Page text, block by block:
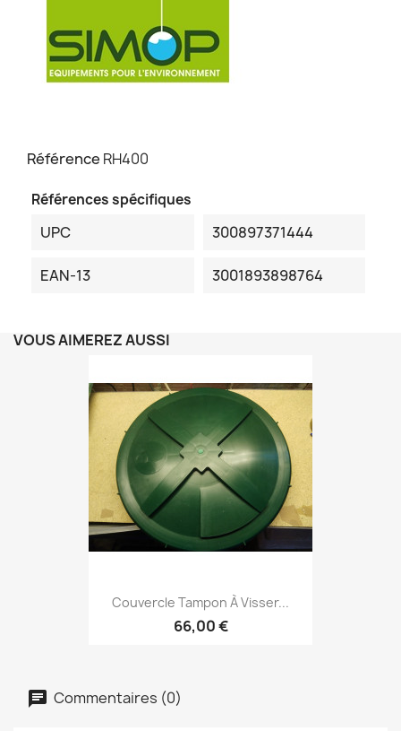
Référence RH400
Références spécifiques
UPC 300897371444
EAN-13 3001893898764
VOUS AIMEREZ AUSSI
Couvercle Tampon À Visser...
66,00 €
Commentaires (0)